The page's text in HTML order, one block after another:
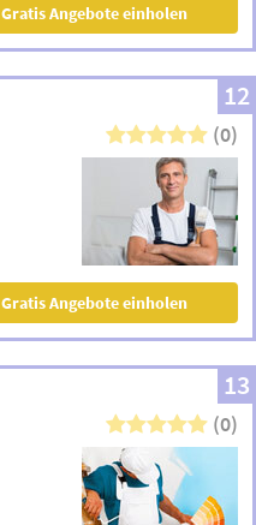
Gratis Angebote einholen
12
(0)
Gratis Angebote einholen
13
(0)